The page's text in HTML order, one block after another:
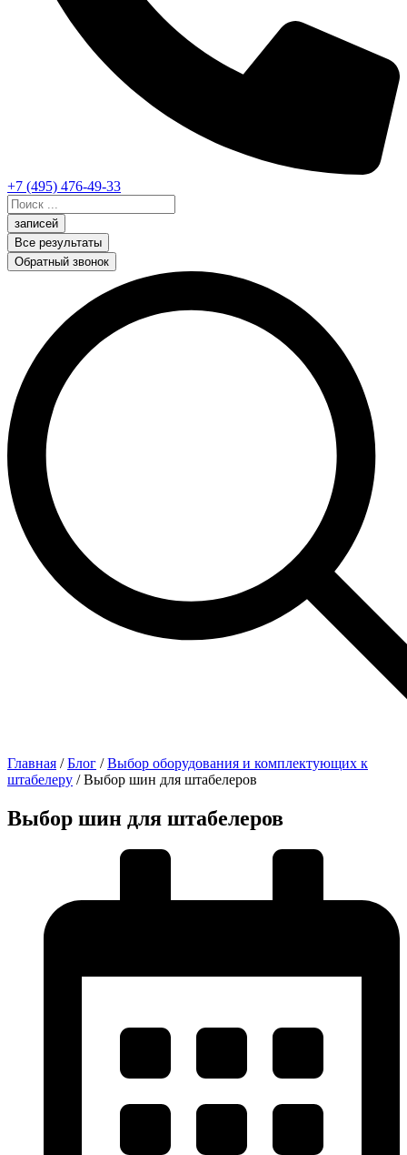
+7 (495) 476-49-33
Search
...записей
Все результаты
Обратный звонок
Главная /Блог /Выбор оборудования и комплектующих к
штабелеру /Выбор шин для штабелеров
Выбор шин для штабелеров